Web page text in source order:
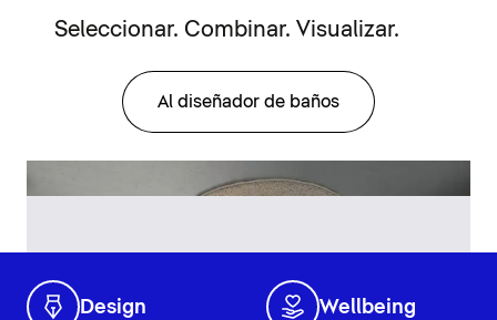
Seleccionar. Combinar. Visualizar.
Al diseñador de baños
Design Wellbeing